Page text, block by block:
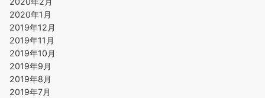
2020年1月
2019年12月
2019年11月
2019年10月
2019年9月
2019年8月
2019年7月